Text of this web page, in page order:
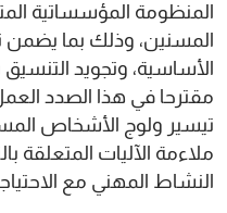
المنظومة المؤسساتية
المسنين، وذلك بما
الأساسية، وتجويد
مقترحا في هذا الصدد
تيسير ولوج الأشخاص
ملاءمة الآليات المتعلقة
النشاط المهني مع